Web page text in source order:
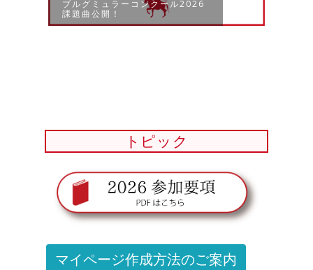
ブルグミュラーコンクール2026
課題曲公開！
トピック
マイページ作成方法のご案内